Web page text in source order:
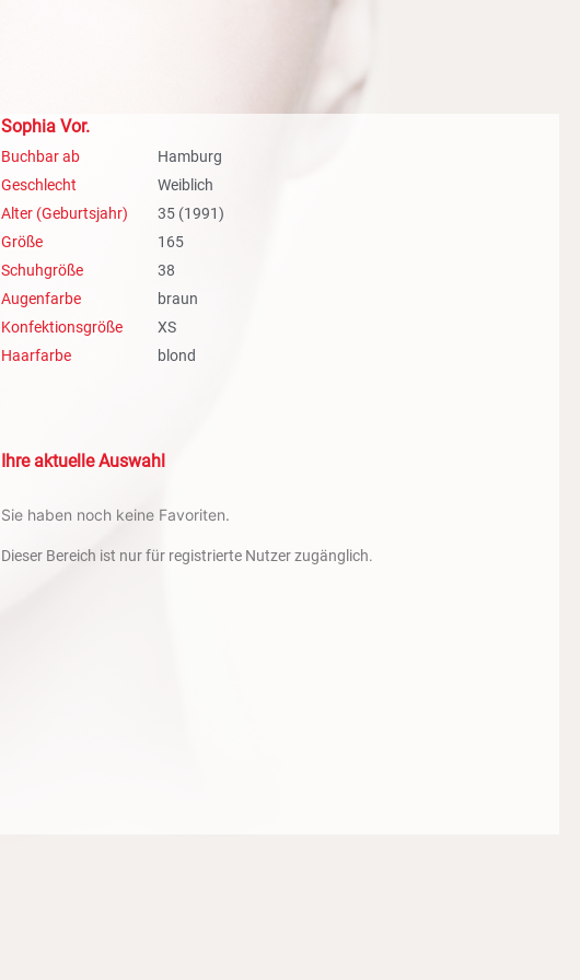
Sophia Vor.
Buchbar ab
Hamburg
Geschlecht
Weiblich
Alter (Geburtsjahr)
35 (1991)
Größe
165
Schuhgröße
38
Augenfarbe
braun
Konfektionsgröße
XS
Haarfarbe
blond
Ihre aktuelle Auswahl
Sie haben noch keine Favoriten.
Dieser Bereich ist nur für registrierte Nutzer zugänglich.